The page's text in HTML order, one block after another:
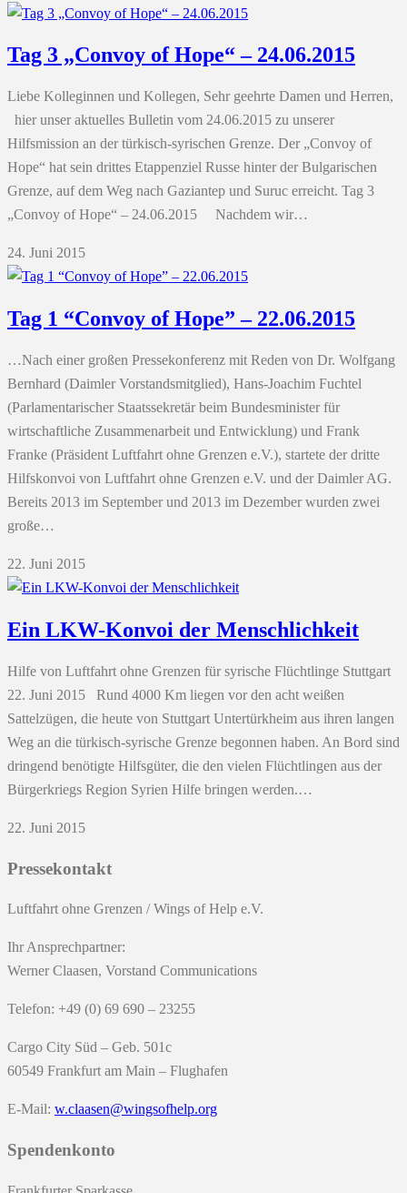
Tag 3 „Convoy of Hope“ – 24.06.2015
Liebe Kolleginnen und Kollegen, Sehr geehrte Damen und Herren,
hier unser aktuelles Bulletin vom 24.06.2015 zu unserer
Hilfsmission an der türkisch-syrischen Grenze. Der „Convoy of
Hope“ hat sein drittes Etappenziel Russe hinter der Bulgarischen
Grenze, auf dem Weg nach Gaziantep und Suruc erreicht. Tag 3
„Convoy of Hope“ – 24.06.2015 Nachdem wir…
24. Juni 2015
Tag 1 “Convoy of Hope” – 22.06.2015
…Nach einer großen Pressekonferenz mit Reden von Dr. Wolfgang
Bernhard (Daimler Vorstandsmitglied), Hans-Joachim Fuchtel
(Parlamentarischer Staatssekretär beim Bundesminister für
wirtschaftliche Zusammenarbeit und Entwicklung) und Frank
Franke (Präsident Luftfahrt ohne Grenzen e.V.), startete der dritte
Hilfskonvoi von Luftfahrt ohne Grenzen e.V. und der Daimler AG.
Bereits 2013 im September und 2013 im Dezember wurden zwei
große…
22. Juni 2015
Ein LKW-Konvoi der Menschlichkeit
Hilfe von Luftfahrt ohne Grenzen für syrische Flüchtlinge Stuttgart
22. Juni 2015 Rund 4000 Km liegen vor den acht weißen
Sattelzügen, die heute von Stuttgart Untertürkheim aus ihren langen
Weg an die türkisch-syrische Grenze begonnen haben. An Bord sind
dringend benötigte Hilfsgüter, die den vielen Flüchtlingen aus der
Bürgerkriegs Region Syrien Hilfe bringen werden.…
22. Juni 2015
Pressekontakt
Luftfahrt ohne Grenzen / Wings of Help e.V.
Ihr Ansprechpartner:
Werner Claasen, Vorstand Communications
Telefon: +49 (0) 69 690 – 23255
Cargo City Süd – Geb. 501c
60549 Frankfurt am Main – Flughafen
E-Mail: w.claasen@wingsofhelp.org
Spendenkonto